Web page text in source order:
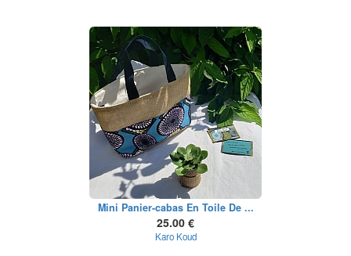
Mini Panier-cabas En Toile De ...
25.00 €
Karo Koud